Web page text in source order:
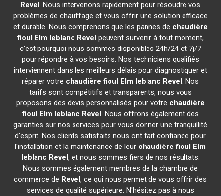
Revel. Nous intervenons rapidement pour résoudre vos
problèmes de chauffage et vous offrir une solution efficace
et durable. Nous comprenons que les pannes de chaudière
fioul Elm leblanc Revel peuvent survenir à tout moment,
c'est pourquoi nous sommes disponibles 24h/24 et 7j/7
pour répondre à vos besoins. Nos techniciens qualifiés
interviennent dans les meilleurs délais pour diagnostiquer et
réparer votre chaudière fioul Elm leblanc Revel. Nos
tarifs sont compétitifs et transparents, nous vous
proposons des devis personnalisés pour votre chaudière
fioul Elm leblanc Revel. Nous offrons également des
garanties sur nos services pour vous donner une tranquillité
d'esprit. Nos clients satisfaits nous ont fait confiance pour
l'installation et la maintenance de leur chaudière fioul Elm
leblanc Revel, et nous sommes fiers de nos résultats.
Nous sommes également membres de la chambre de
commerce de Revel, ce qui nous permet de vous offrir des
services de qualité supérieure. N'hésitez pas à nous